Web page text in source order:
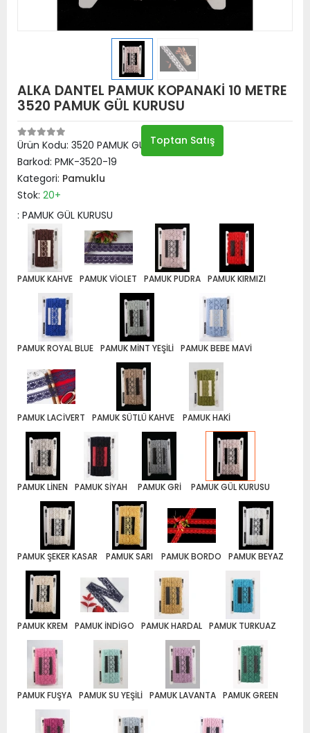
ALKA DANTEL PAMUK KOPANAKİ 10 METRE
3520 PAMUK GÜL KURUSU
Ürün Kodu: 3520 PAMUK GÜL KURUSU
Barkod: PMK-3520-19
Kategori: Pamuklu
Stok: 20+
: PAMUK GÜL KURUSU
PAMUK KAHVE PAMUK VİOLET PAMUK PUDRA PAMUK KIRMIZI
PAMUK ROYAL BLUE PAMUK MİNT YEŞİLİ PAMUK BEBE MAVİ
PAMUK LACİVERT PAMUK SÜTLÜ KAHVE PAMUK HAKİ
PAMUK LİNEN PAMUK SİYAH PAMUK GRİ PAMUK GÜL KURUSU
PAMUK ŞEKER KASAR PAMUK SARI PAMUK BORDO PAMUK BEYAZ
PAMUK KREM PAMUK İNDİGO PAMUK HARDAL PAMUK TURKUAZ
PAMUK FUŞYA PAMUK SU YEŞİLİ PAMUK LAVANTA PAMUK GREEN
Toptan Satış